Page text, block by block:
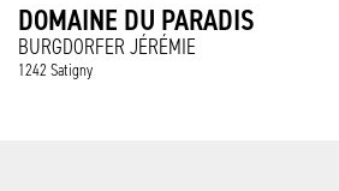
DOMAINE DU PARADIS
BURGDORFER JÉRÉMIE
1242 Satigny